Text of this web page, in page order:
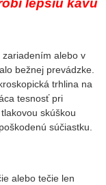
lepšiu kávu
alebo v
bežnej prevádzke.
trhlina na
tesnosť pri
skúškou
súčiastku.
alebo tečie len